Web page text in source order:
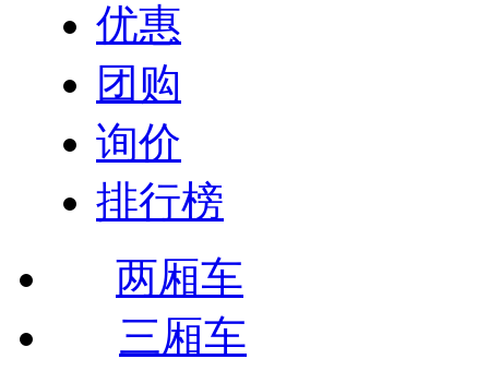
优惠
团购
询价
排行榜
两厢车
三厢车